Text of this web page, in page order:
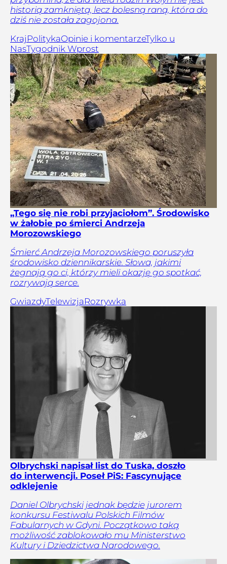
historią zamkniętą, lecz bolesną raną, która do
dziś nie została zagojona.
Kraj PolitykaOpinie i komentarzeTylko u
NasTygodnik Wprost
„Tego się nie robi przyjaciołom”. Środowisko
w żałobie po śmierci Andrzeja
Morozowskiego
Śmierć Andrzeja Morozowskiego poruszyła
środowisko dziennikarskie. Słowa, jakimi
żegnają go ci, którzy mieli okazję go spotkać,
rozrywają serce.
GwiazdyTelewizjaRozrywka
Olbrychski napisał list do Tuska, doszło
do interwencji. Poseł PiS: Fascynujące
odklejenie
Daniel Olbrychski jednak będzie jurorem
konkursu Festiwalu Polskich Filmów
Fabularnych w Gdyni. Początkowo taką
możliwość zablokowało mu Ministerstwo
Kultury i Dziedzictwa Narodowego.